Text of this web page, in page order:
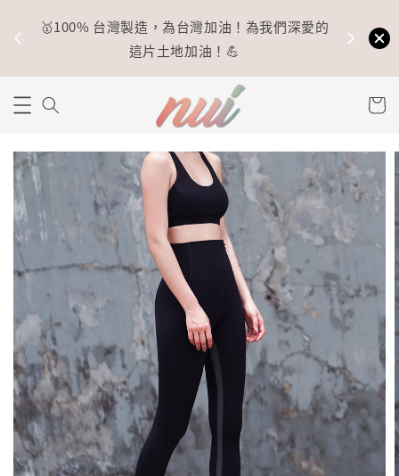
🥇100% 台灣製造，為台灣加油！為我們深愛的
這片土地加油！💪